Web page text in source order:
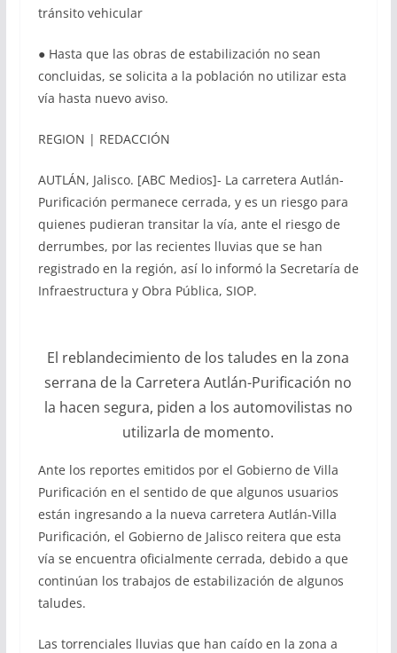
tránsito vehicular
● Hasta que las obras de estabilización no sean
concluidas, se solicita a la población no utilizar esta
vía hasta nuevo aviso.
REGION | REDACCIÓN
AUTLÁN, Jalisco. [ABC Medios]- La carretera Autlán-
Purificación permanece cerrada, y es un riesgo para
quienes pudieran transitar la vía, ante el riesgo de
derrumbes, por las recientes lluvias que se han
registrado en la región, así lo informó la Secretaría de
Infraestructura y Obra Pública, SIOP.
El reblandecimiento de los taludes en la zona
serrana de la Carretera Autlán-Purificación no
la hacen segura, piden a los automovilistas no
utilizarla de momento.
Ante los reportes emitidos por el Gobierno de Villa
Purificación en el sentido de que algunos usuarios
están ingresando a la nueva carretera Autlán-Villa
Purificación, el Gobierno de Jalisco reitera que esta
vía se encuentra oficialmente cerrada, debido a que
continúan los trabajos de estabilización de algunos
taludes.
Las torrenciales lluvias que han caído en la zona a